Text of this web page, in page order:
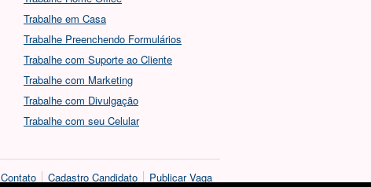
Trabalhe em Casa
Trabalhe Preenchendo Formulários
Trabalhe com Suporte ao Cliente
Trabalhe com Marketing
Trabalhe com Divulgação
Trabalhe com seu Celular
Contato Cadastro Candidato Publicar Vaga